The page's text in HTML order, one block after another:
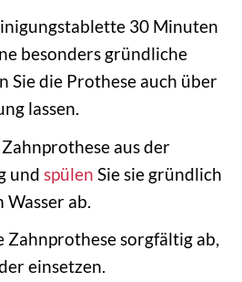
30 Minuten
besonders gründliche
Sie die Prothese auch über
lassen.
aus der
und spülen Sie sie gründlich
ab.
Zahnprothese sorgfältig ab,
einsetzen.